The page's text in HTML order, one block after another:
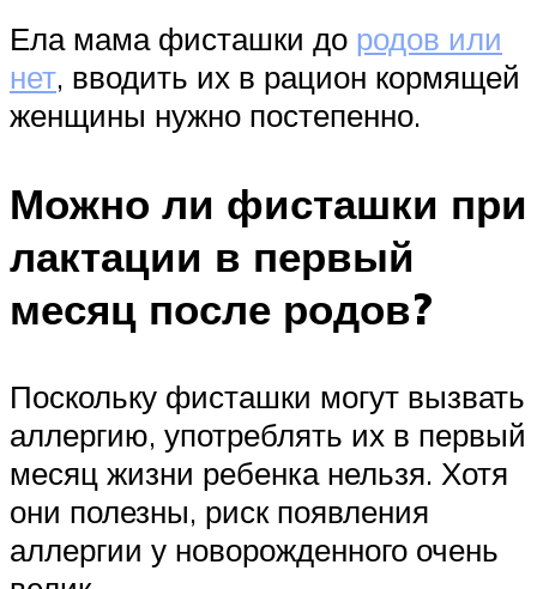
Ела мама фисташки до родов или
нет, вводить их в рацион кормящей
женщины нужно постепенно.
Можно ли фисташки при
лактации в первый
месяц после родов?
Поскольку фисташки могут вызвать
аллергию, употреблять их в первый
месяц жизни ребенка нельзя. Хотя
они полезны, риск появления
аллергии у новорожденного очень